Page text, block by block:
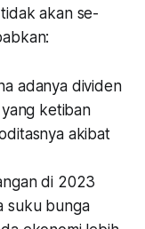
akan se-
adanya dividen
ketiban
akibat
di 2023
suku bunga